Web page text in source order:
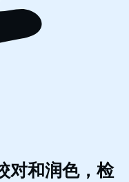
对和润色，检